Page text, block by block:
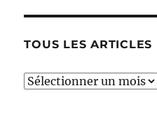
TOUS LES ARTICLES
TOUS